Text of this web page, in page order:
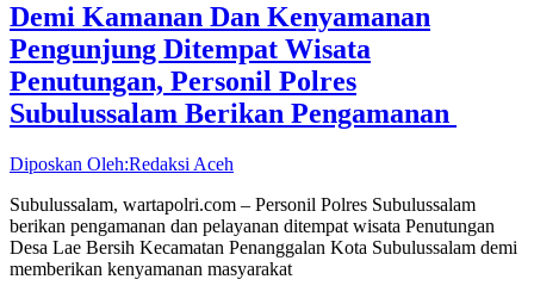
Demi Kamanan Dan Kenyamanan
Pengunjung Ditempat Wisata
Penutungan, Personil Polres
Subulussalam Berikan Pengamanan
Diposkan Oleh:Redaksi Aceh
Subulussalam, wartapolri.com – Personil Polres Subulussalam
berikan pengamanan dan pelayanan ditempat wisata Penutungan
Desa Lae Bersih Kecamatan Penanggalan Kota Subulussalam demi
memberikan kenyamanan masyarakat